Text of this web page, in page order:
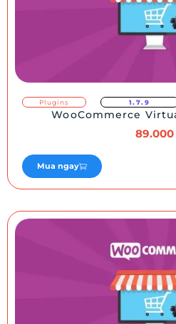
Plugins 1.7.9
WooCommerce
89.000
Mua ngay